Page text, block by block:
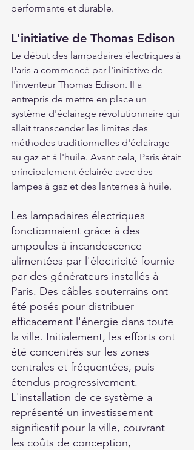
performante et durable.
L'initiative de Thomas Edison
Le début des lampadaires électriques à
Paris a commencé par l'initiative de
l'inventeur Thomas Edison. Il a
entrepris de mettre en place un
système d'éclairage révolutionnaire qui
allait transcender les limites des
méthodes traditionnelles d'éclairage
au gaz et à l'huile. Avant cela, Paris était
principalement éclairée avec des
lampes à gaz et des lanternes à huile.
Les lampadaires électriques
fonctionnaient grâce à des
ampoules à incandescence
alimentées par l'électricité fournie
par des générateurs installés à
Paris. Des câbles souterrains ont
été posés pour distribuer
efficacement l'énergie dans toute
la ville. Initialement, les efforts ont
été concentrés sur les zones
centrales et fréquentées, puis
étendus progressivement.
L'installation de ce système a
représenté un investissement
significatif pour la ville, couvrant
les coûts de conception,